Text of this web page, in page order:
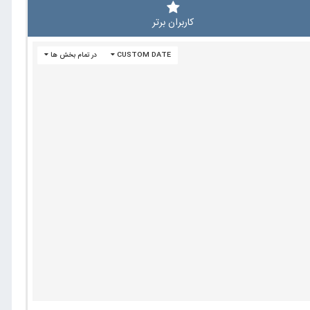
کاربران برتر
در تمام بخش ها CUSTOM DATE